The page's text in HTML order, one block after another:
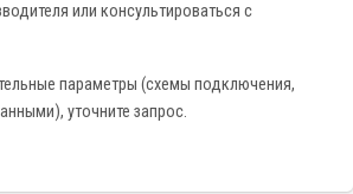
или консультироваться с
параметры (схемы подключения,
уточните запрос.